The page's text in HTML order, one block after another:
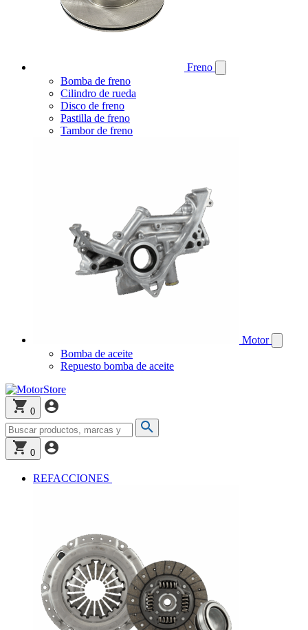
Freno
Bomba de freno
Cilindro de rueda
Disco de freno
Pastilla de freno
Tambor de freno
Motor
Bomba de aceite
Repuesto bomba de aceite
0
0
REFACCIONES